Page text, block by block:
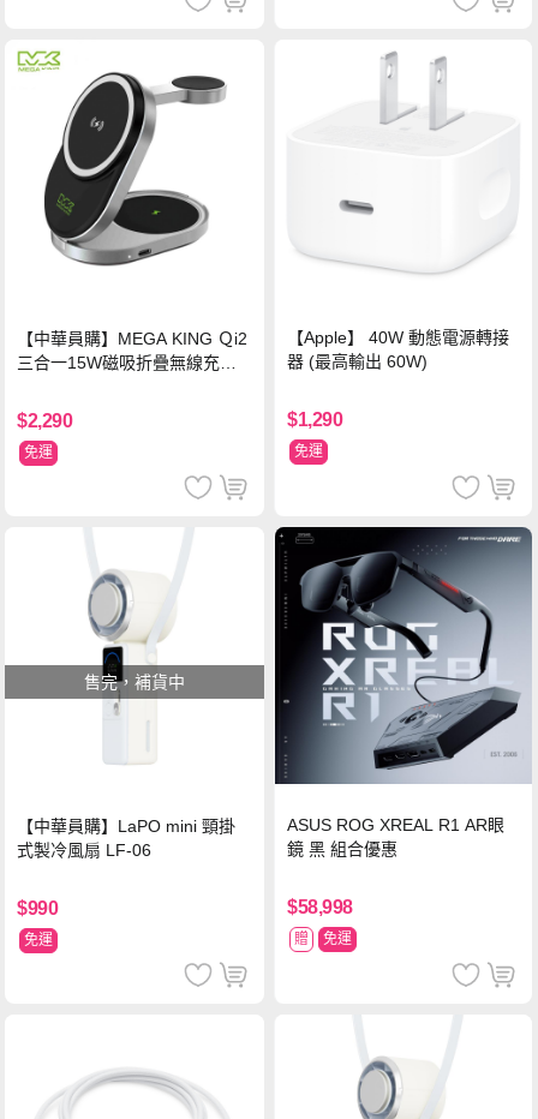
【中華員購】MEGA KING Ｑi2
三合一15W磁吸折疊無線充電
$2,290
免運
【Apple】 40W 動態電源轉接
器 (最高輸出 60W)
$1,290
免運
售完，補貨中
【中華員購】LaPO mini 頸掛
式製冷風扇 LF-06
$990
免運
ASUS ROG XREAL R1 AR眼
鏡 黑 組合優惠
$58,998
贈 免運